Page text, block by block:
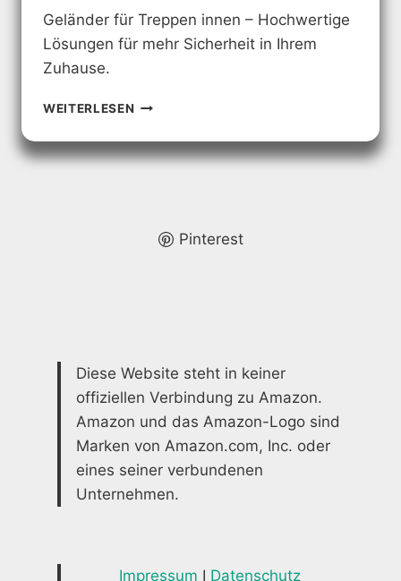
Geländer für Treppen innen – Hochwertige
Lösungen für mehr Sicherheit in Ihrem
Zuhause.
WEITERLESEN GELÄNDER
TREPPEN
INNEN
FÜR
Pinterest
Diese Website steht in keiner
offiziellen Verbindung zu Amazon.
Amazon und das Amazon-Logo sind
Marken von Amazon.com, Inc. oder
eines seiner verbundenen
Unternehmen.
Impressum I Datenschutz